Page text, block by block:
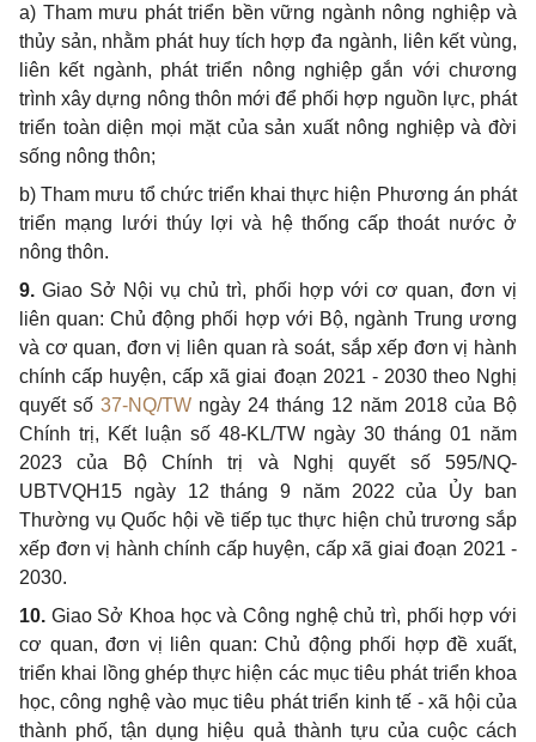
a) Tham mưu phát triển bền vững ngành nông nghiệp và
thủy sản, nhằm phát huy tích hợp đa ngành, liên kết vùng,
liên kết ngành, phát triển nông nghiệp gắn với chương
trình xây dựng nông thôn mớiđể phối hợp nguồn lực, phát
triển toàn diện mọi mặt của sản xuất nông nghiệp và đời
sống nông thôn;
b)Tham mưu tổ chức triển khai thực hiện Phương án phát
triển mạng lưới thúy lợi và hệ thống cấp thoát nước ở
nông thôn.
9. Giao Sở Nội vụ chủ trì, phối hợp với cơ quan, đơn vị
liên quan: Chủ động phối hợpvới Bộ, ngành Trung ương
và cơ quan, đơn vị liên quan rà soát, sắp xếp đơn vị hành
chính cấp huyện, cấp xã giai đoạn 2021 - 2030 theo Nghị
quyết số 37-NQ/TW ngày 24 tháng 12 năm 2018 của Bộ
Chính trị, Kết luận số 48-KL/TW ngày 30 tháng 01 năm
2023 của Bộ Chính trị và Nghị quyết số 595/NQ-
UBTVQH15 ngày 12 tháng 9 năm 2022 của Ủy ban
Thường vụ Quốc hội về tiếp tục thực hiện chủ trương sắp
xếp đơn vị hành chính cấp huyện, cấp xã giai đoạn 2021 -
2030.
10. Giao Sở Khoa học và Công nghệ chủ trì, phối hợp với
cơ quan, đơn vị liên quan: Chủ động phối hợp đề xuất,
triển khai lồng ghép thực hiện các mục tiêu phát triển khoa
học, công nghệ vào mục tiêu phát triển kinh tế - xã hội của
thành phố, tận dụng hiệu quả thành tựu của cuộc cách